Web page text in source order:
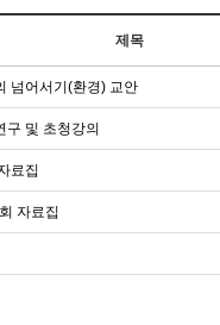
제목
넘어서기(환경) 교안
및 초청강의
료집
자료집